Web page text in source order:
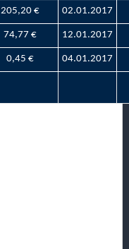
205,20 € 02.01.2017
74,77 € 12.01.2017
0,45 € 04.01.2017